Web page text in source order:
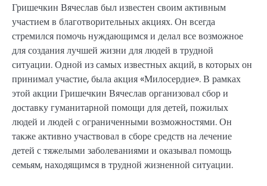
Гришечкин Вячеслав был известен своим активным
участием в благотворительных акциях. Он всегда
стремился помочь нуждающимся и делал все возможное
для создания лучшей жизни для людей в трудной
ситуации. Одной из самых известных акций, в которых он
принимал участие, была акция «Милосердие». В рамках
этой акции Гришечкин Вячеслав организовал сбор и
доставку гуманитарной помощи для детей, пожилых
людей и людей с ограниченными возможностями. Он
также активно участвовал в сборе средств на лечение
детей с тяжелыми заболеваниями и оказывал помощь
семьям, находящимся в трудной жизненной ситуации.